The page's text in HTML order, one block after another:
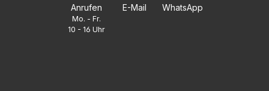
Anrufen
Mo. - Fr.
10 - 16 Uhr
E-Mail WhatsApp